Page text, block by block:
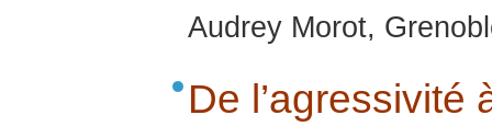
Audrey Morot,
De l’agressivité